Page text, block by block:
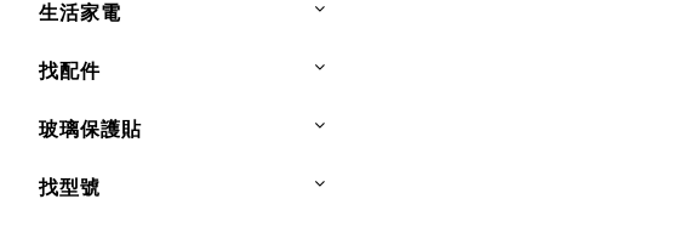
生活家電
找配件
玻璃保護貼
找型號